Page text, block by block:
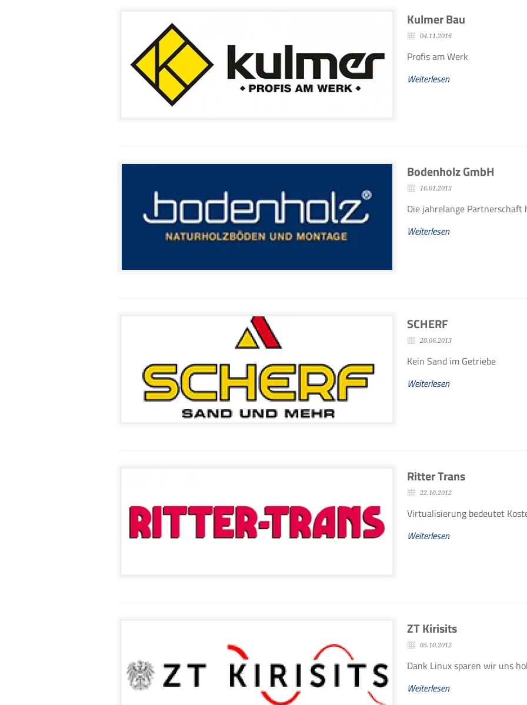
Kulmer Bau
04.11.2016
Profis am Werk
Weiterlesen
Bodenholz GmbH
16.01.2015
Die jahrelange
Weiterlesen
SCHERF
28.06.2013
Kein Sand im Getriebe
Weiterlesen
Ritter Trans
22.10.2012
Virtualisierung bedeutet
Weiterlesen
ZT Kirisits
05.10.2012
Dank Linux sparen wir uns
Weiterlesen